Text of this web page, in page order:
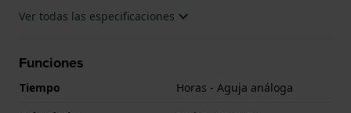
Ver todas las especificaciones
Funciones
Tiempo
Horas - Aguja análoga